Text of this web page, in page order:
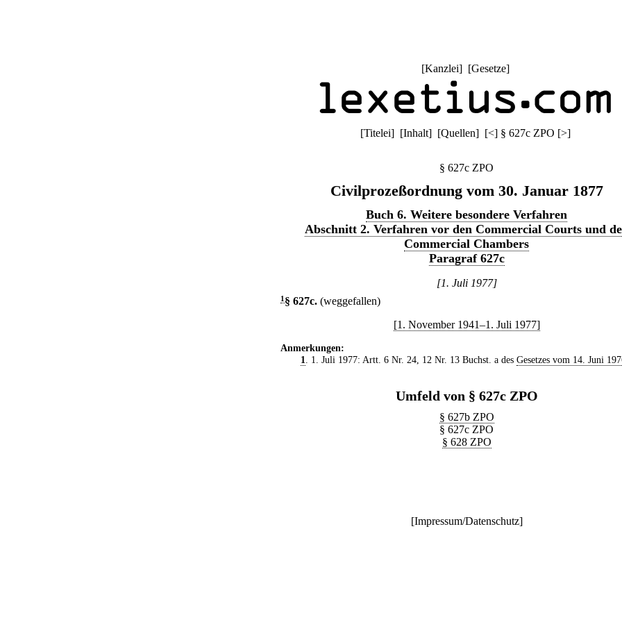
[Kanzlei] [Gesetze]
[Titelei] [Inhalt] [Quellen] [<] § 627c ZPO [>]
§ 627c ZPO
Civilprozeßordnung vom 30. Januar 1877
Buch 6. Weitere besondere Verfahren
Abschnitt 2. Verfahren vor den Commercial Courts und
Commercial Chambers
Paragraf 627c
[1. Juli 1977]
1 § 627c. (weggefallen)
[1. November 1941–1. Juli 1977]
Anmerkungen:
1
. 1. Juli 1977: Artt. 6 Nr. 24, 12 Nr. 13 Buchst. a des Gesetzes vom 14. Juni
Umfeld von § 627c ZPO
§ 627b ZPO
§ 627c ZPO
§ 628 ZPO
[Impressum/Datenschutz]